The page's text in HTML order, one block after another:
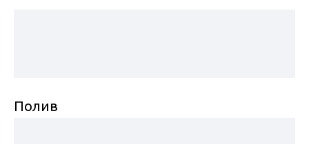
Полив